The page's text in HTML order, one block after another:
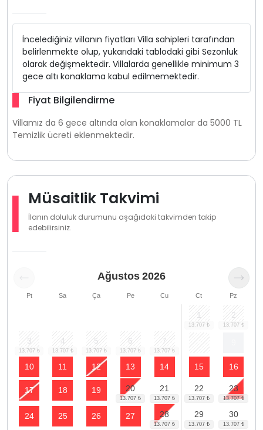
İncelediğiniz villanın fiyatları Villa sahipleri tarafından
belirlenmekte olup, yukarıdaki tablodaki gibi Sezonluk
olarak değişmektedir. Villalarda genellikle minimum 3
gece altı konaklama kabul edilmemektedir.
Fiyat Bilgilendirme
Villamız da 6 gece altında olan konaklamalar da 5000 TL
Temizlik ücreti eklenmektedir.
Müsaitlik Takvimi
İlanın doluluk durumunu aşağıdaki takvimden takip
edebilirsiniz.
Ağustos 2026
Pt Sa Ça Pe Cu Ct Pz
1 2
3 4 5 6 7
10 11 12 13 14 15 16
17 18 19 20 21 22 23
24 25 26 27 28 29 30